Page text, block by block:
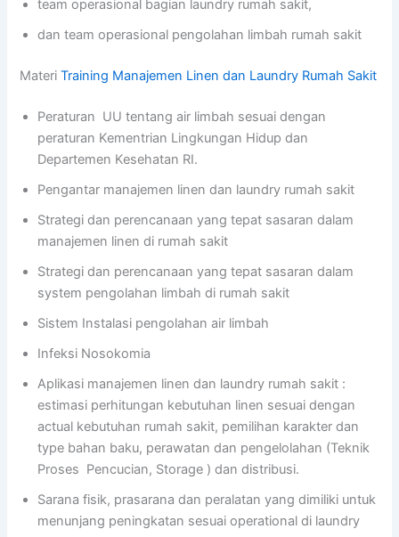
team operasional bagian laundry rumah sakit,
dan team operasional pengolahan limbah rumah sakit
MateriTraining Manajemen Linen dan Laundry Rumah Sakit
Peraturan UU tentang air limbah sesuai dengan
peraturan Kementrian Lingkungan Hidup dan
Departemen Kesehatan RI.
Pengantar manajemen linen dan laundry rumah sakit
Strategi dan perencanaan yang tepat sasaran dalam
manajemen linen di rumah sakit
Strategi dan perencanaan yang tepat sasaran dalam
system pengolahan limbah di rumah sakit
Sistem Instalasi pengolahan air limbah
Infeksi Nosokomia
Aplikasi manajemen linen dan laundry rumah sakit :
estimasi perhitungan kebutuhan linen sesuai dengan
actual kebutuhan rumah sakit, pemilihan karakter dan
type bahan baku, perawatan dan pengelolahan (Teknik
Proses Pencucian, Storage ) dan distribusi.
Sarana fisik, prasarana dan peralatan yang dimiliki untuk
menunjang peningkatan sesuai operational di laundry